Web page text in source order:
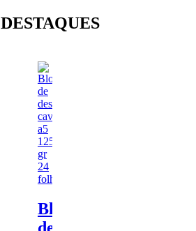
DESTAQUES
Bloco
de